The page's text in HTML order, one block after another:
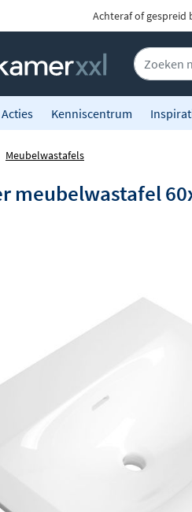
Achteraf of gespreid
Acties Kenniscentrum
Meubelwastafels
meubelwastafel